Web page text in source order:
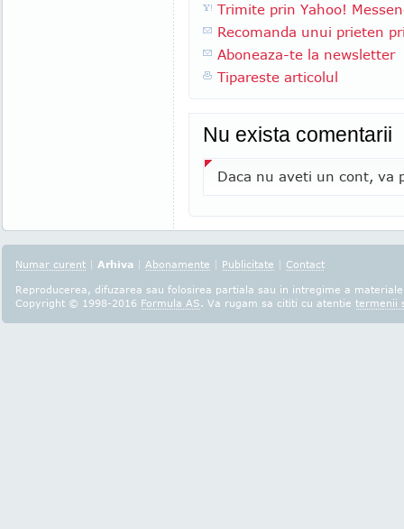
Trimite prin Yahoo!
Recomanda unui prieten
Aboneaza-te la newsletter
Tipareste articolul
Nu exista comentarii
Daca nu aveti un cont, va
Numar curent | Arhiva | Abonamente | Publicitate | Contact
Reproducerea, difuzarea sau folosirea partiala sau in intregime a
Copyright © 1998-2016 Formula AS. Va rugam sa cititi cu atentie termenii